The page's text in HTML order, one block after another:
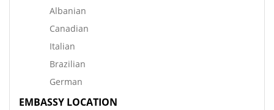
Albanian
Canadian
Italian
Brazilian
German
EMBASSY LOCATION